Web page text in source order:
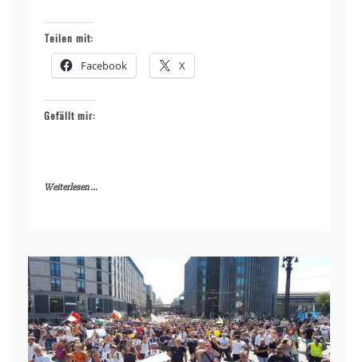
Teilen mit:
Facebook X
Gefällt mir:
Weiterlesen ...